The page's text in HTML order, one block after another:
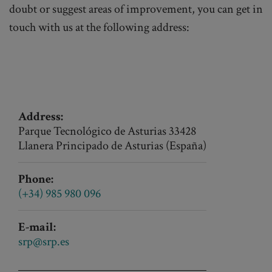
doubt or suggest areas of improvement, you can get in
touch with us at the following address:
Address:
Parque Tecnológico de Asturias 33428
Llanera Principado de Asturias (España)
Phone:
(+34) 985 980 096
E-mail:
srp@srp.es